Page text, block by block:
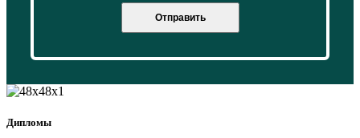
Отправить
Дипломы